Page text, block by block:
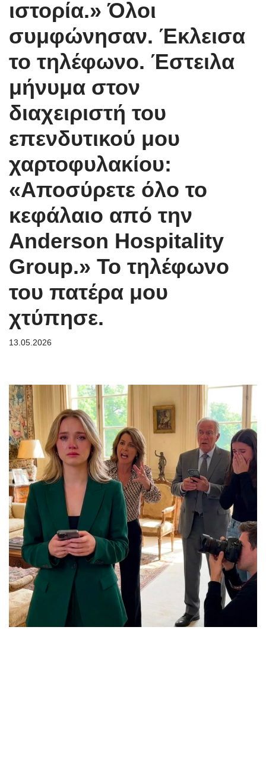
ιστορία.» Όλοι
συμφώνησαν. Έκλεισα
το τηλέφωνο. Έστειλα
μήνυμα στον
διαχειριστή του
επενδυτικού μου
χαρτοφυλακίου:
«Αποσύρετε όλο το
κεφάλαιο από την
Anderson Hospitality
Group.» Το τηλέφωνο
του πατέρα μου
χτύπησε.
13.05.2026